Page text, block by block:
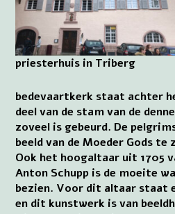
priesterhuis in Triberg
bedevaartkerk staat achter
deel van de stam van de
zoveel is gebeurd. De
beeld van de Moeder Gods
Ook het hoogaltaar uit 1705
Anton Schupp is de moeite
bezien. Voor dit altaar staat
en dit kunstwerk is van